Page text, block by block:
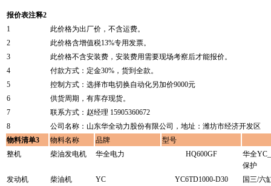
报价表注释2
1
此价格为出厂价，不含运费。
2
此价格含增值税13%专用发票。
3
此价格不含安装费，安装费用需要现场考察后才能报价。
4
付款方式：定金30%，货到全款。
5
控制方式：选择市电切换自动化另加价9000元
6
供货周期，有库存现货。
7
联系方式：赵经理 15905360672
8
公司名称：山东华全动力股份有限公司，地址：潍坊市经济开发区
物料清单3
物料名称 品牌
型号
整机
柴油发电机 华全电力 HQ600GF
华全
保护
发动机
柴油机 YC YC6TD1000-D30
国三/六